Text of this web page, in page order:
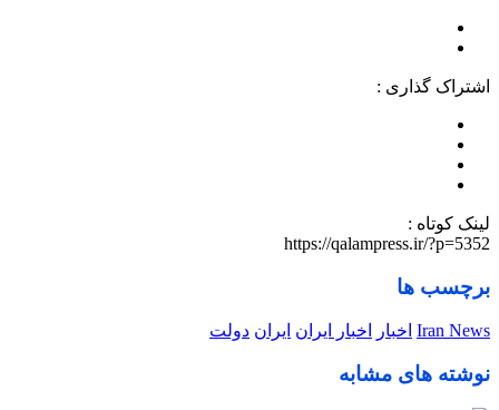
اشتراک گذاری :
لینک کوتاه :
https://qalampress.ir/?p=5352
برچسب ها
Iran News اخبار اخبار ایران ایران دولت
نوشته های مشابه